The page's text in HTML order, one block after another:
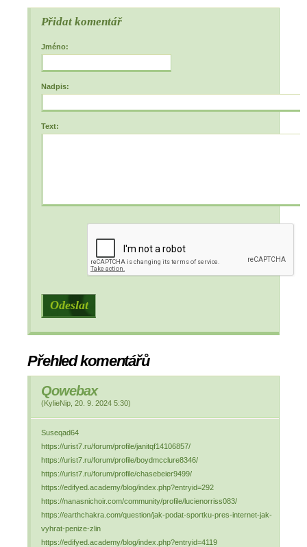
Přidat komentář
Jméno:
Nadpis:
Text:
Přehled komentářů
Qowebax
(KylieNip 20. 9. 2024 5:30)
Suseqad64
https://urist7.ru/forum/profile/janitqf14106857/
https://urist7.ru/forum/profile/boydmcclure8346/
https://urist7.ru/forum/profile/chasebeier9499/
https://edifyed.academy/blog/index.php?entryid=292
https://nanasnichoir.com/community/profile/lucienorriss083/
https://earthchakra.com/question/jak-podat-sportku-pres-internet-jak-
vyhrat-penize-zlin
https://edifyed.academy/blog/index.php?entryid=4119